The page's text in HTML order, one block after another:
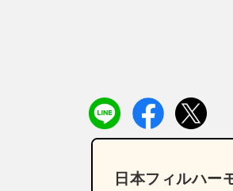
日本フィルハー